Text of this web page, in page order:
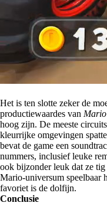
Het is ten slotte zeker de
productiewaardes van
hoog zijn. De meeste
kleurrijke omgevingen
bevat de game een
nummers, inclusief leuke
ook bijzonder leuk dat ze
Mario-universum speelbaar
favoriet is de dolfijn.
Conclusie